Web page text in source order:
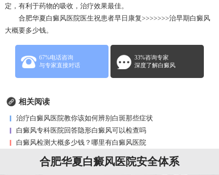
定，有利于药物的吸收，治疗效果最佳。
合肥华夏白癜风医院医生祝患者早日康复>>>>>>>治早期白癜风
大概要多少钱。
67%电话咨询
与专家直接对话
33%咨询专家
深度了解白癜风
相关阅读
治疗白癜风医院教你该如何辨别白斑那些症状
白癜风专科医院回答隐形白癜风可以检查吗
白癜风检测大概多少钱？哪里有白癜风医院
合肥华夏白癜风医院安全体系